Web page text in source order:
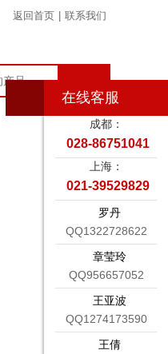
返回首页 联系我们
联系我们
在线客服
成都：
028-86751041
上海：
021-39529829
罗丹
QQ1322728622
章莹玲
QQ956657052
王亚波
QQ1274173590
王倩